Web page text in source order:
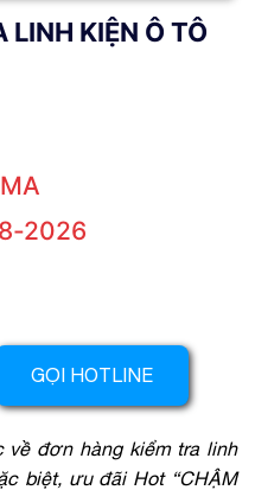
KIỆN Ô TÔ
2026
GỌI HOTLINE
về đơn hàng kiểm tra linh
biệt, ưu đãi Hot “CHẬM